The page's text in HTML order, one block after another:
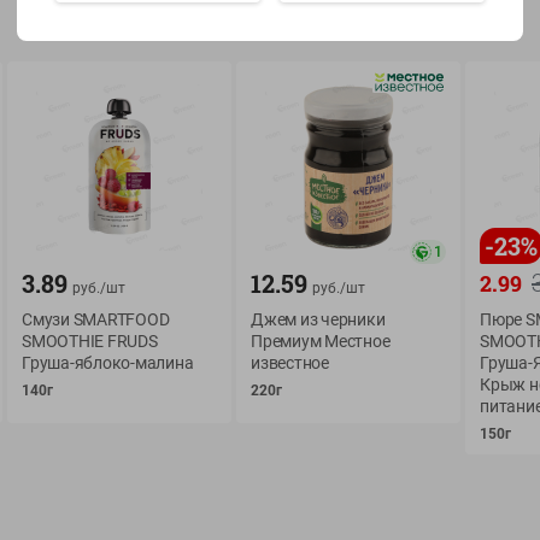
О сервисе
Возврат товара
Мой Green
История покупок
Обратная связь
Приложение Green c
доставкой и
3.89 руб./шт
Смузи SMARTFOOD
SMOOTHIE FRUDS
Груша-яблоко-малина
140г
1
12.59 руб./шт
Джем из черники
Премиум Местное
известное
220г
-23%
2.99
Пюре
Груша-
Крыж
150г